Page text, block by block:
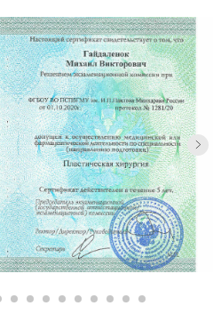
услуги быть